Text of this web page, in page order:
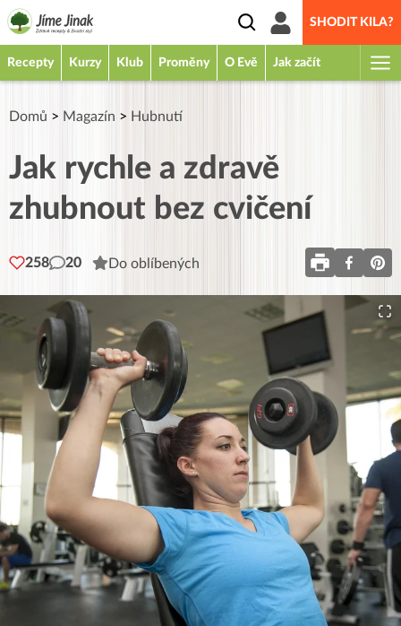
SHODIT KILA?
Recepty Kurzy Klub Proměny O Evě Jak začít
Domů > Magazín > Hubnutí
Jak rychle a zdravě
zhubnout bez cvičení
258 20 Do oblíbených